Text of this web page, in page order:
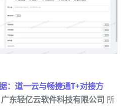
：道一云与畅捷通T+对接方
广东轻亿云软件科技有限公司 所